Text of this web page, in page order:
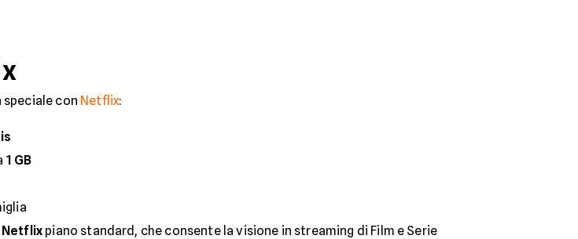
speciale con Netflix:
1 GB
Netflix piano standard, che consente la visione in streaming di Film e Serie